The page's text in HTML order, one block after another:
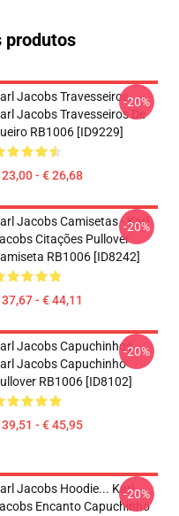
produtos
Jacobs Travesseiros...
Jacobs Travesseiros De
RB1006 [ID9229]
- € 26,68
-20%
Jacobs Camisetas - Karl
Citações Pullover
RB1006 [ID8242]
- € 44,11
-20%
Jacobs Capuchinhos...
Jacobs Capuchinho
RB1006 [ID8102]
- € 45,95
-20%
Jacobs Hoodie... Karl
Encanto Capuchinho
-20%